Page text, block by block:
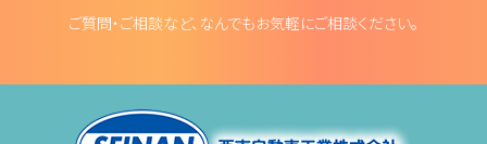
ご質問・ご相談など、なんでもお気軽にご相談ください。